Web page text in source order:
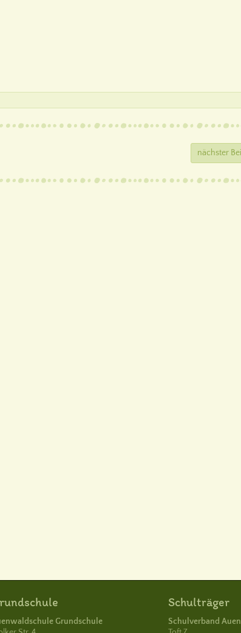
nächster
Grundschule
Schulträger
Schulverband